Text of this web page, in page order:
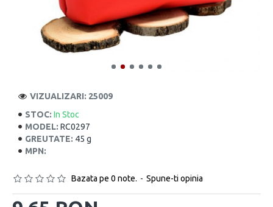
STOC: In Stoc
MODEL: RC0297
GREUTATE: 45 g
MPN:
VIZUALIZARI: 25009
Bazata pe 0 note. - Spune-ti opinia